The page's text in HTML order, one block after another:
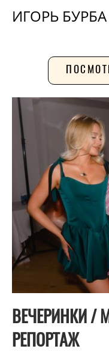
ИГОРЬ БУРБА
ВЕЧЕРИНКИ /
РЕПОРТАЖ